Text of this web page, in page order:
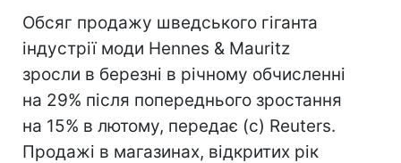
Обсяг продажу шведського гіганта
індустрії моди Hennes & Mauritz
зросли в березні в річному обчисленні
на 29% після попереднього зростання
на 15% в лютому, передає (с) Reuters.
Продажі в магазинах, відкритих рік